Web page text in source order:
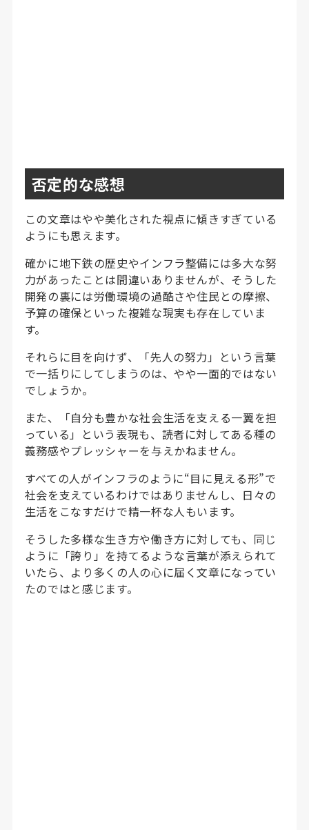
否定的な感想
この文章はやや美化された視点に傾きすぎている
ようにも思えます。
確かに地下鉄の歴史やインフラ整備には多大な努
力があったことは間違いありませんが、そうした
開発の裏には労働環境の過酷さや住民との摩擦、
予算の確保といった複雑な現実も存在していま
す。
それらに目を向けず、「先人の努力」という言葉
で一括りにしてしまうのは、やや一面的ではない
でしょうか。
また、「自分も豊かな社会生活を支える一翼を担
っている」という表現も、読者に対してある種の
義務感やプレッシャーを与えかねません。
すべての人がインフラのように“目に見える形”で
社会を支えているわけではありませんし、日々の
生活をこなすだけで精一杯な人もいます。
そうした多様な生き方や働き方に対しても、同じ
ように「誇り」を持てるような言葉が添えられて
いたら、より多くの人の心に届く文章になってい
たのではと感じます。